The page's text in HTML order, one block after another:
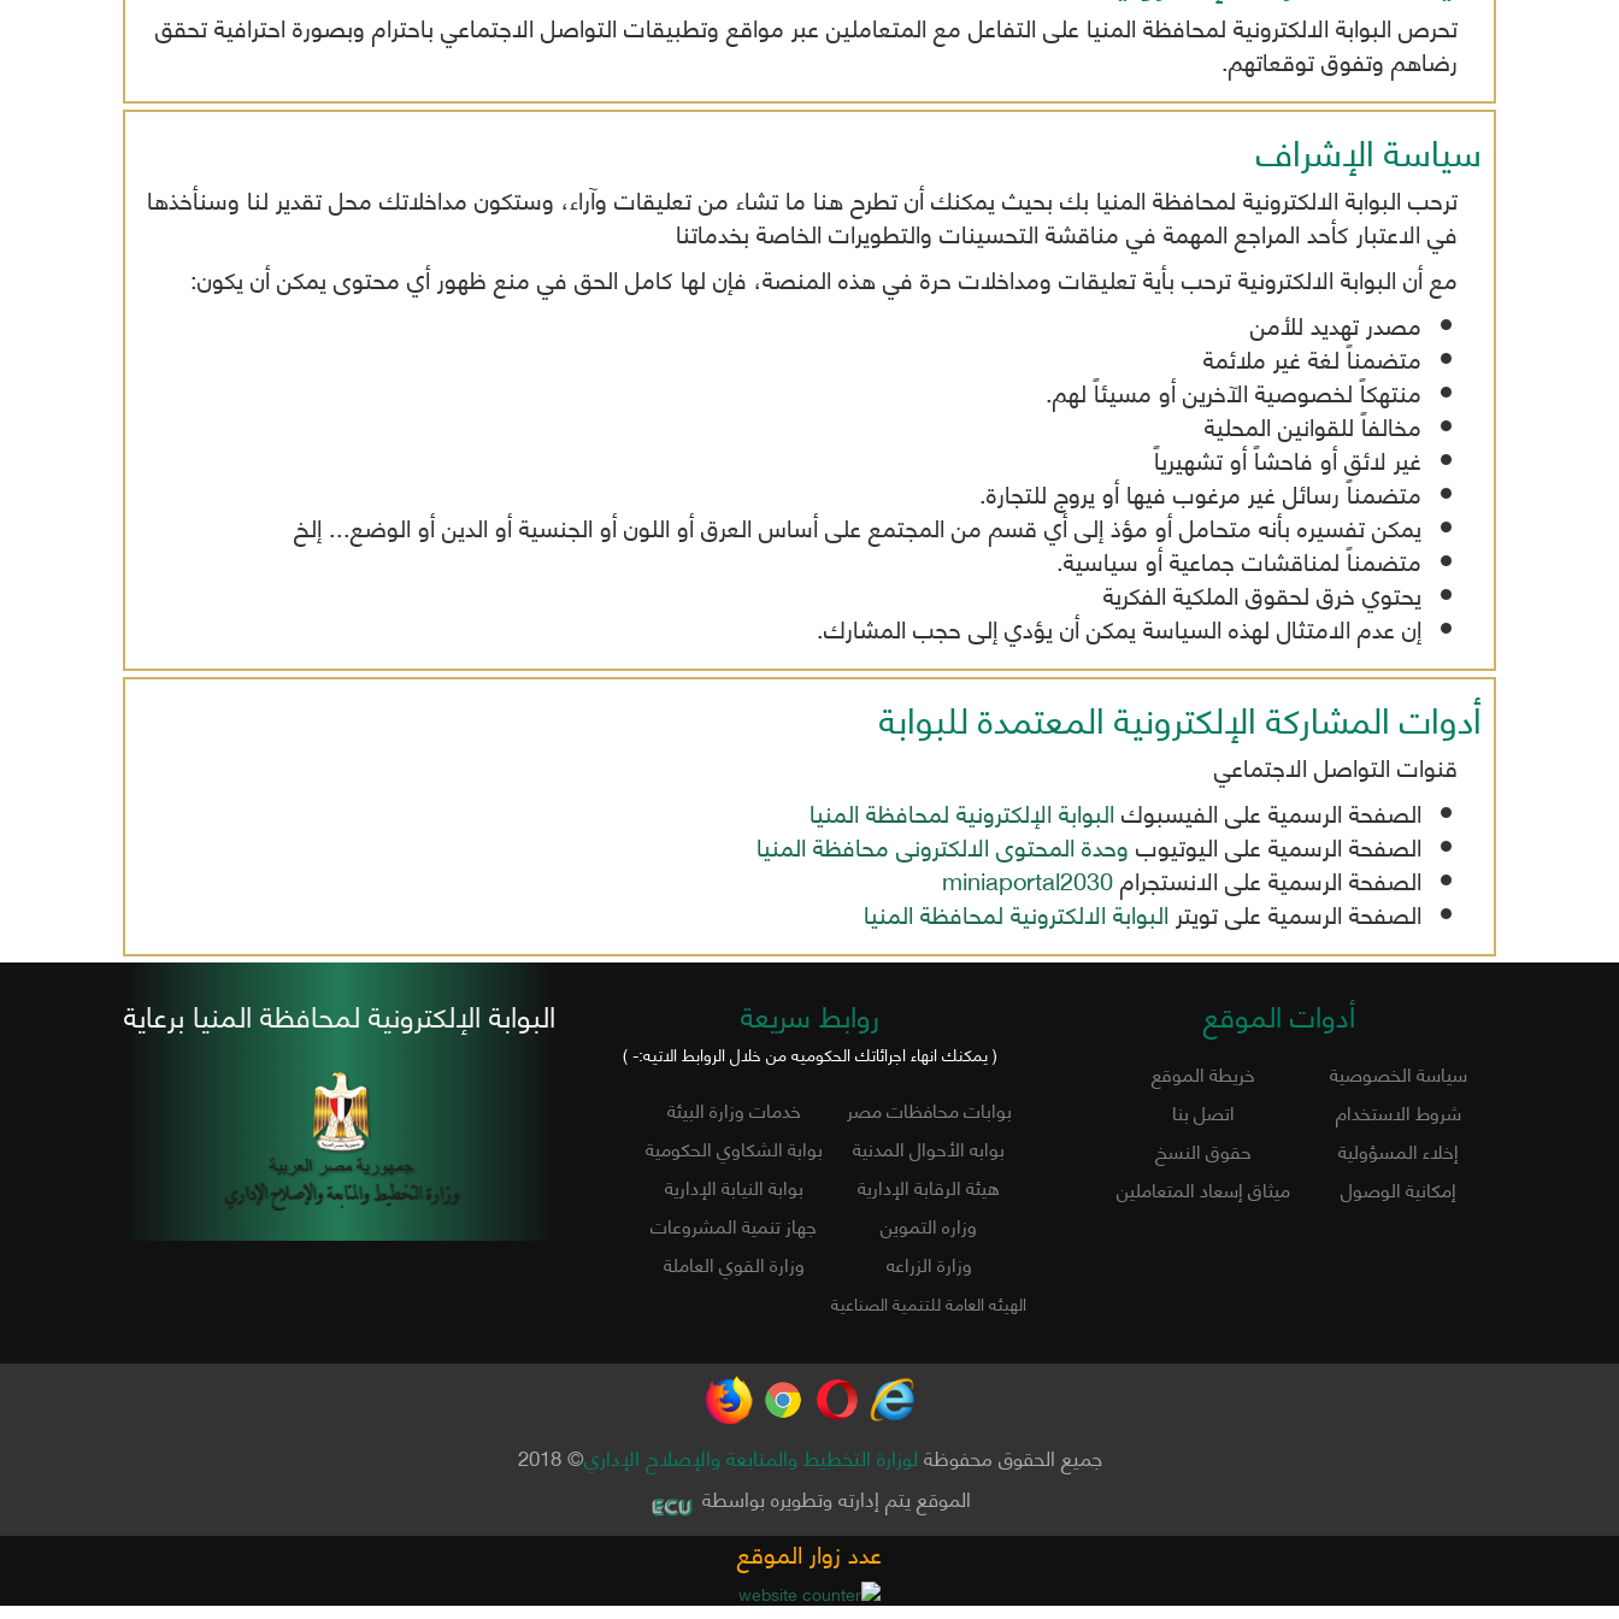
المواطنين
لحل
مستوى
لهم
تنفيذاً
لخطة
التنموية .
أخرى
الجهات
وفقاً لرؤية
المحافظة
بالمحافظة
تحرص البوابة الالكترونية لمحافظة المنيا على التفاعل مع المتعاملين عبر مواقع وتطبيقات التواصل الاجتماعي باحترام وبصورة احترافية تحقق
رضاهم وتفوق توقعاتهم.
سياسة الإشراف
ترحب البوابة الالكترونية لمحافظة المنيا بك بحيث يمكنك أن تطرح هنا ما تشاء من تعليقات وآراء، وستكون مداخلاتك محل تقدير لنا وسنأخذها
في الاعتبار كأحد المراجع المهمة في مناقشة التحسينات والتطويرات الخاصة بخدماتنا
مع أن البوابة الالكترونية ترحب بأية تعليقات ومداخلات حرة في هذه المنصة، فإن لها كامل الحق في منع ظهور أي محتوى يمكن أن يكون:
مصدر تهديد للأمن
متضمناً لغة غير ملائمة
منتهكاً لخصوصية الآخرين أو مسيئاً لهم.
مخالفاً للقوانين المحلية
غير لائق أو فاحشاً أو تشهيرياً
متضمناً رسائل غير مرغوب فيها أو يروج للتجارة.
يمكن تفسيره بأنه متحامل أو مؤذ إلى أي قسم من المجتمع على أساس العرق أو اللون أو الجنسية أو الدين أو الوضع... إلخ
متضمناً لمناقشات جماعية أو سياسية.
يحتوي خرق لحقوق الملكية الفكرية
إن عدم الامتثال لهذه السياسة يمكن أن يؤدي إلى حجب المشارك.
أدوات المشاركة الإلكترونية المعتمدة للبوابة
قنوات التواصل الاجتماعي
الصفحة الرسمية على الفيسبوكالبوابة الإلكترونية لمحافظة المنيا
الصفحة الرسمية على اليوتيوبوحدة المحتوى الالكترونى محافظة المنيا
الصفحة الرسمية على الانستجرامminiaportal2030
الصفحة الرسمية على تويتر البوابة الالكترونية لمحافظة المنيا
أدوات الموقع
سياسة الخصوصية
خريطة الموقع
شروط الاستخدام
اتصل بنا
إخلاء المسؤولية
حقوق النسخ
إمكانية الوصول
ميثاق إسعاد المتعاملين
روابط سريعة
( يمكنك انهاء اجرائاتك الحكوميه من خلال الروابط الاتيه:- )
بوابات محافظات مصر
خدمات وزارة البيئة
بوابه الأحوال المدنية
بوابة الشكاوي الحكومية
هيئة الرقابة الإدارية
بوابة النيابة الإدارية
وزاره التموين
جهاز تنمية المشروعات
وزارة الزراعه
وزارة القوي العاملة
الهيئه العامة للتنمية الصناعية
البوابة الإلكترونية لمحافظة المنيا برعاية
جميع الحقوق محفوظةلوزارة التخطيط والمتابعة والإصلاح الإداري© 2018
الموقع يتم إدارته وتطويره بواسطة
عدد زوار الموقع